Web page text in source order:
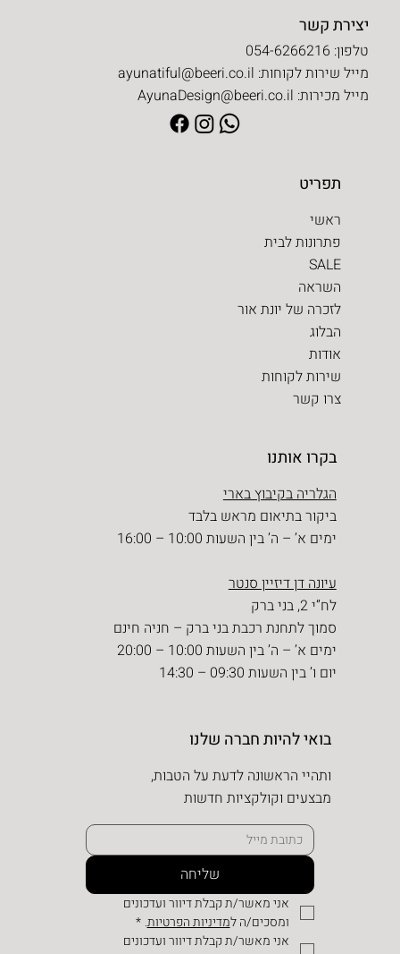
בקרו אותנו
הגלריה בקיבוץ בארי
ביקור בתיאום מראש בלבד
ימים א’ – ה’ בין השעות 10:00 – 16:00
עיונה דן דיזיין סנטר
לח”י 2, בני ברק
סמוך לתחנת רכבת בני ברק – חניה חינם
ימים א’ – ה’ בין השעות 10:00 – 20:00
יום ו’ בין השעות 09:30 – 14:30
תפריט
ראשי
פתרונות לבית
SALE
השראה
לזכרה של יונת אור
הבלוג
אודות
שירות לקוחות
צרו קשר
בואי להיות חברה שלנו
ותהיי הראשונה לדעת על הטבות,
מבצעים וקולקציות חדשות
שליחה
ומסכים/ה למדיניות הפרטיות.
*
יצירת קשר
טלפון: 054-6266216
מייל שירות לקוחות: ayunatiful@beeri.co.il
מייל מכירות: AyunaDesign@beeri.co.il